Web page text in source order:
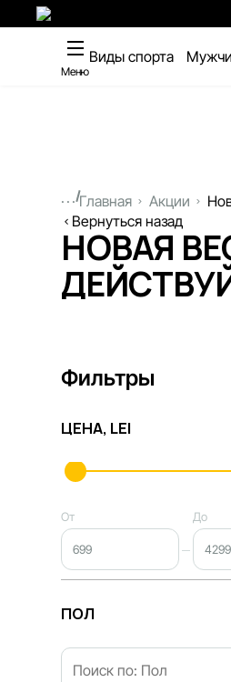
Меню
Виды спорта
...Главная Акции
Вернуться назад
НОВАЯ
Фильтры
ЦЕНА, LEI
От До
ПОЛ